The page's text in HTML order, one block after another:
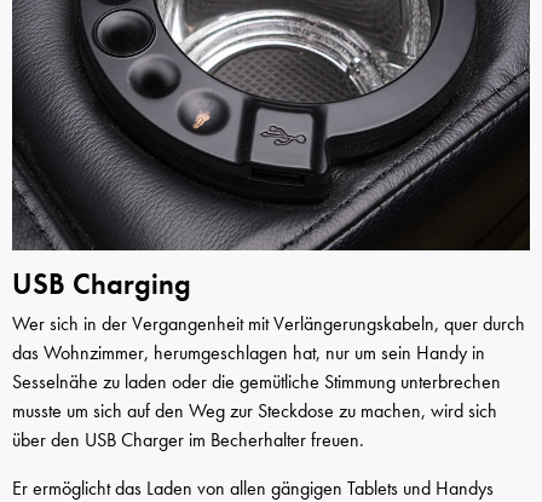
USB Charging
Wer sich in der Vergangenheit mit Verlängerungskabeln, quer durch
das Wohnzimmer, herumgeschlagen hat, nur um sein Handy in
Sesselnähe zu laden oder die gemütliche Stimmung unterbrechen
musste um sich auf den Weg zur Steckdose zu machen, wird sich
über den USB Charger im Becherhalter freuen.
Er ermöglicht das Laden von allen gängigen Tablets und Handys